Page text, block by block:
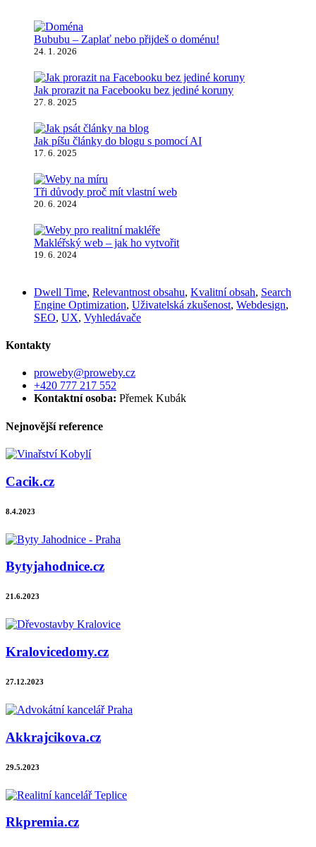
Bububu – Zaplať nebo přijdeš o doménu!
24. 1. 2026
Jak prorazit na Facebooku bez jediné koruny
27. 8. 2025
Jak píšu články do blogu s pomocí AI
17. 6. 2025
Tři důvody proč mít vlastní web
20. 6. 2024
Makléřský web – jak ho vytvořit
19. 6. 2024
Dwell Time, Relevantnost obsahu, Kvalitní obsah, Search
Engine Optimization, Uživatelská zkušenost, Webdesign,
SEO, UX, Vyhledávače
Kontakty
proweby@proweby.cz
+420 777 217 552
Kontaktní osoba: Přemek Kubák
Nejnovější reference
Cacik.cz
8.4.2023
Bytyjahodnice.cz
21.6.2023
Kralovicedomy.cz
27.12.2023
Akkrajcikova.cz
29.5.2023
Rkpremia.cz